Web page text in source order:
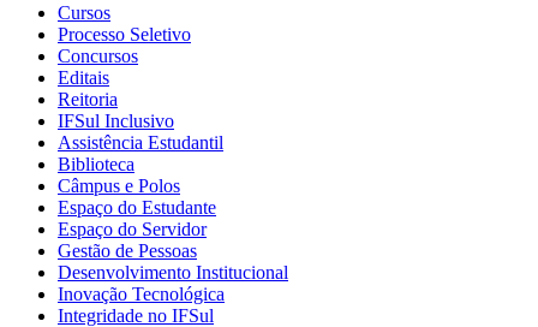
Cursos
Processo Seletivo
Concursos
Editais
Reitoria
IFSul Inclusivo
Assistência Estudantil
Biblioteca
Câmpus e Polos
Espaço do Estudante
Espaço do Servidor
Gestão de Pessoas
Desenvolvimento Institucional
Inovação Tecnológica
Integridade no IFSul